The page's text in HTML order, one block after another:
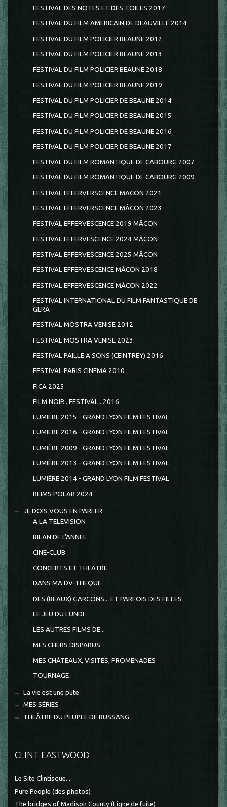
FESTIVAL DES NOTES ET DES TOILES 2017
FESTIVAL DU FILM AMERICAIN DE DEAUVILLE 2014
FESTIVAL DU FILM POLICIER BEAUNE 2012
FESTIVAL DU FILM POLICIER BEAUNE 2013
FESTIVAL DU FILM POLICIER BEAUNE 2018
FESTIVAL DU FILM POLICIER BEAUNE 2019
FESTIVAL DU FILM POLICIER DE BEAUNE 2014
FESTIVAL DU FILM POLICIER DE BEAUNE 2015
FESTIVAL DU FILM POLICIER DE BEAUNE 2016
FESTIVAL DU FILM POLICIER DE BEAUNE 2017
FESTIVAL DU FILM ROMANTIQUE DE CABOURG 2007
FESTIVAL DU FILM ROMANTIQUE DE CABOURG 2009
FESTIVAL EFFERVERSCENCE MACON 2021
FESTIVAL EFFERVERSCENCE MÂCON 2023
FESTIVAL EFFERVESCENCE 2019 MÂCON
FESTIVAL EFFERVESCENCE 2024 MÂCON
FESTIVAL EFFERVESCENCE 2025 MÂCON
FESTIVAL EFFERVESCENCE MÂCON 2018
FESTIVAL EFFERVESCENCE MÂCON 2022
FESTIVAL INTERNATIONAL DU FILM FANTASTIQUE DE
GERA
FESTIVAL MOSTRA VENISE 2012
FESTIVAL MOSTRA VENISE 2023
FESTIVAL PAILLE A SONS (CEINTREY) 2016
FESTIVAL PARIS CINEMA 2010
FICA 2025
FILM NOIR...FESTIVAL...2016
LUMIERE 2015 - GRAND LYON FILM FESTIVAL
LUMIERE 2016 - GRAND LYON FILM FESTIVAL
LUMIÈRE 2009 - GRAND LYON FILM FESTIVAL
LUMIÈRE 2013 - GRAND LYON FILM FESTIVAL
LUMIÈRE 2014 - GRAND LYON FILM FESTIVAL
REIMS POLAR 2024
JE DOIS VOUS EN PARLER
A LA TELEVISION
BILAN DE L'ANNEE
CINE-CLUB
CONCERTS ET THEATRE
DANS MA DV-THEQUE
DES (BEAUX) GARCONS... ET PARFOIS DES FILLES
LE JEU DU LUNDI
LES AUTRES FILMS DE...
MES CHERS DISPARUS
MES CHÂTEAUX, VISITES, PROMENADES
TOURNAGE
La vie est une pute
MES SÉRIES
THEÂTRE DU PEUPLE DE BUSSANG
CLINT EASTWOOD
Le Site Clintisque...
Pure People (des photos)
The bridges of Madison County (Ligne de fuite)